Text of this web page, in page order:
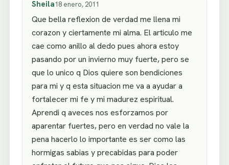
Sheila18 enero, 2011
Que bella reflexion de verdad me llena mi
corazon y ciertamente mi alma. El articulo me
cae como anillo al dedo pues ahora estoy
pasando por un invierno muy fuerte, pero se
que lo unico q Dios quiere son bendiciones
para mi y q esta situacion me va a ayudar a
fortalecer mi fe y mi madurez espiritual.
Aprendi q aveces nos esforzamos por
aparentar fuertes, pero en verdad no vale la
pena hacerlo lo importante es ser como las
hormigas sabias y precabidas para poder